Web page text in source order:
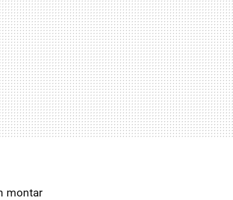
montar